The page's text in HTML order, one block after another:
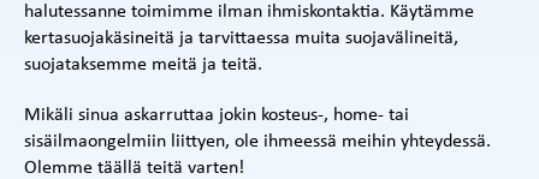
halutessanne toimimme ilman ihmiskontaktia. Käytämme
kertasuojakäsineitä ja tarvittaessa muita suojavälineitä,
suojataksemme meitä ja teitä.
Mikäli sinua askarruttaa jokin kosteus-, home- tai
sisäilmaongelmiin liittyen, ole ihmeessä meihin yhteydessä.
Olemme täällä teitä varten!